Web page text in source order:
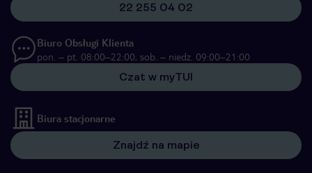
22 255 04 02
Biuro Obsługi Klienta
pon. – pt. 08:00–22:00, sob. – niedz. 09:00–21:00
Czat w myTUI
Biura stacjonarne
Znajdź na mapie